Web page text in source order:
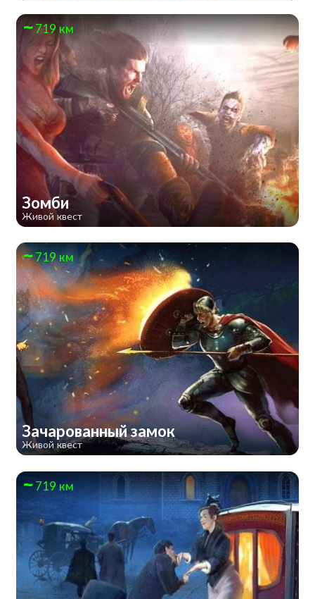
719 км
Зомби
Живой квест
719 км
Зачарованный замок
Живой квест
719 км